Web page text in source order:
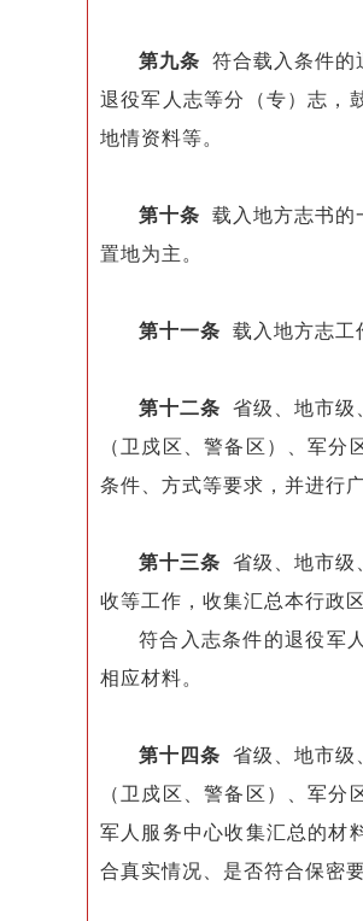
第九条 符合载入条件
退役军人志等分（专）志，
地情资料等。
第十条 载入地方志书
置地为主。
第十一条 载入地方志工
第十二条 省级、地市级
（卫戍区、警备区）、军
条件、方式等要求，并进行广
第十三条 省级、地市
收等工作，收集汇总本行政
符合入志条件的退役军
相应材料。
第十四条 省级、地市级
（卫戍区、警备区）、军
军人服务中心收集汇总的材
合真实情况、是否符合保密要